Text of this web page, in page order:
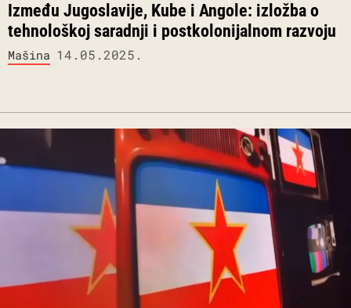
Između Jugoslavije, Kube i Angole: izložba o
tehnološkoj saradnji i postkolonijalnom razvoju
Mašina 14.05.2025.